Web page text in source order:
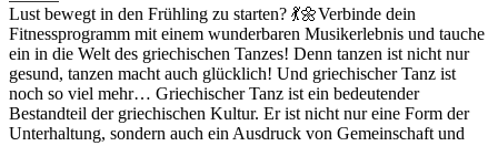
Lust bewegt in den Frühling zu starten? 💃🌼Verbinde dein
Fitnessprogramm mit einem wunderbaren Musikerlebnis und tauche
ein in die Welt des griechischen Tanzes! Denn tanzen ist nicht nur
gesund, tanzen macht auch glücklich! Und griechischer Tanz ist
noch so viel mehr… Griechischer Tanz ist ein bedeutender
Bestandteil der griechischen Kultur. Er ist nicht nur eine Form der
Unterhaltung, sondern auch ein Ausdruck von Gemeinschaft und